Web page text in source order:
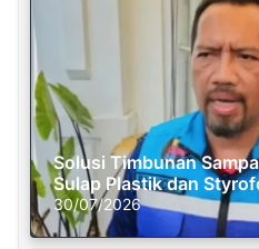
Solusi Timbunan
Sulap Plastik dan
30/07/2026